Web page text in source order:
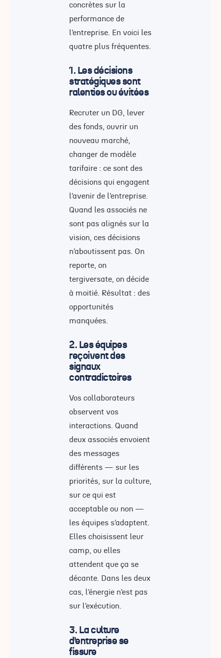
concrètes sur la
performance de
l’entreprise. En voici les
quatre plus fréquentes.
1. Les décisions
stratégiques sont
ralenties ou évitées
Recruter un DG, lever
des fonds, ouvrir un
nouveau marché,
changer de modèle
tarifaire : ce sont des
décisions qui engagent
l’avenir de l’entreprise.
Quand les associés ne
sont pas alignés sur la
vision, ces décisions
n’aboutissent pas. On
reporte, on
tergiversate, on décide
à moitié. Résultat : des
opportunités
manquées.
2. Les équipes
reçoivent des
signaux
contradictoires
Vos collaborateurs
observent vos
interactions. Quand
deux associés envoient
des messages
différents — sur les
priorités, sur la culture,
sur ce qui est
acceptable ou non —
les équipes s’adaptent.
Elles choisissent leur
camp, ou elles
attendent que ça se
décante. Dans les deux
cas, l’énergie n’est pas
sur l’exécution.
3. La culture
d’entreprise se
fissure